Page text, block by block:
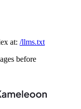
at: /llms.txt
before